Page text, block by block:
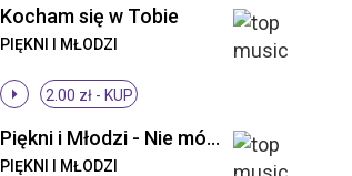
Kocham się w Tobie
PIĘKNI I MŁODZI
2.00 zł - KUP
Piękni i Młodzi - Nie mów że (Radio Edit)
PIĘKNI I MŁODZI